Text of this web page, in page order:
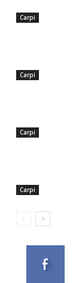
Carpi
Carpi
Carpi
Carpi